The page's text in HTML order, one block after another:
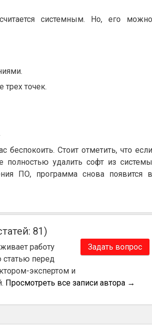
системным. Но, его можно
точек.
беспокоить. Стоит отметить, что если
удалить софт из системы
ПО, программа снова появится в
81)
Задать вопрос
работу
статью перед
экспертом и
Просмотреть все записи автора →